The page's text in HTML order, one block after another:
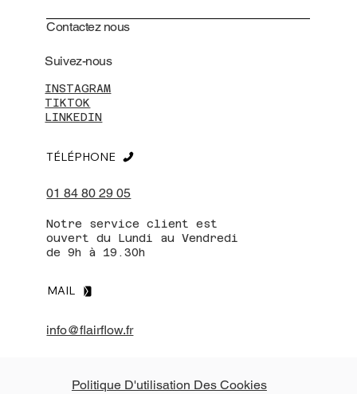
Contactez nous
INSTAGRAM
TIKTOK
LINKEDIN
Suivez-nous
01 84 80 29 05
TÉLÉPHONE
Notre service client est
ouvert du Lundi au Vendredi
de 9h à 19.30h
MAIL
info@flairflow.fr
Politique D'utilisation Des Cookies